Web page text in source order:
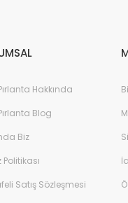
Hakkında
Blog
Biz
Politikası
Satış Sözleşmesi